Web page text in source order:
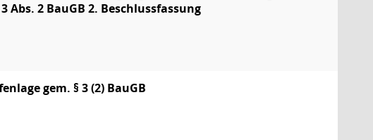
2 BauGB 2. Beschlussfassung
gem. § 3 (2) BauGB